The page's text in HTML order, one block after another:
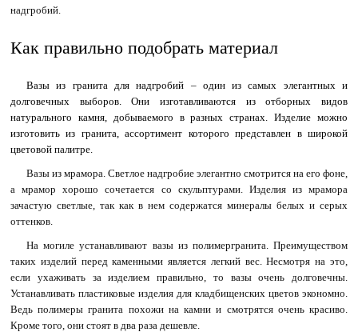
надгробий.
Как правильно подобрать материал
Вазы из гранита для надгробий – один из самых элегантных и
долговечных выборов. Они изготавливаются из отборных видов
натурального камня, добываемого в разных странах. Изделие можно
изготовить из гранита, ассортимент которого представлен в широкой
цветовой палитре.
Вазы из мрамора. Светлое надгробие элегантно смотрится на его фоне,
а мрамор хорошо сочетается со скульптурами. Изделия из мрамора
зачастую светлые, так как в нем содержатся минералы белых и серых
оттенков.
На могиле устанавливают вазы из полимергранита. Преимуществом
таких изделий перед каменными является легкий вес. Несмотря на это,
если ухаживать за изделием правильно, то вазы очень долговечны.
Устанавливать пластиковые изделия для кладбищенских цветов экономно.
Ведь полимеры гранита похожи на камни и смотрятся очень красиво.
Кроме того, они стоят в два раза дешевле.